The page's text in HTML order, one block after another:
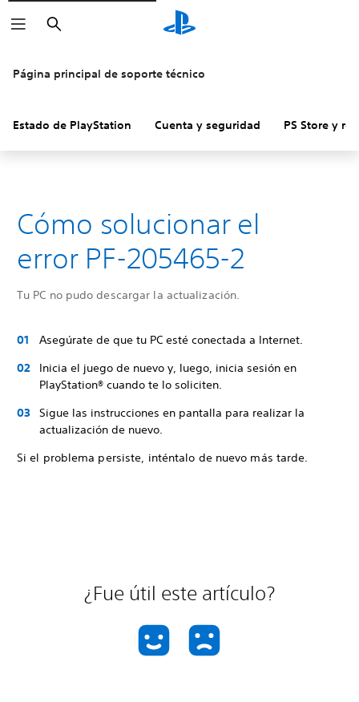
Buscar
Página principal de soporte técnico
Estado de PlayStation Cuenta y seguridad PS Store y
Cómo solucionar el
error PF-205465-2
Tu PC no pudo descargar la actualización.
Asegúrate de que tu PC esté conectada a Internet.
Inicia el juego de nuevo y, luego, inicia sesión en
PlayStation® cuando te lo soliciten.
Sigue las instrucciones en pantalla para realizar la
actualización de nuevo.
Si el problema persiste, inténtalo de nuevo más tarde.
¿Fue útil este artículo?